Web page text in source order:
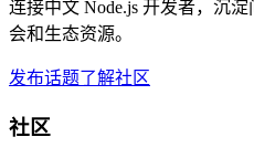
连接中文 Node.js 开发者，沉
会和生态资源。
发布话题了解社区
社区